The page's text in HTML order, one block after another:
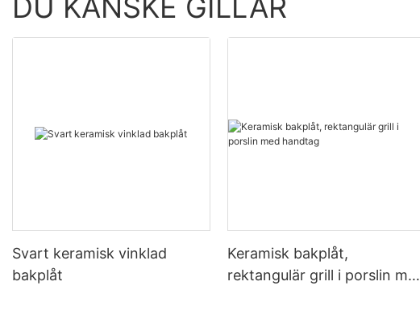
DU KANSKE GILLAR
Svart keramisk vinklad
bakplåt
Keramisk bakplåt,
rektangulär grill i porslin med